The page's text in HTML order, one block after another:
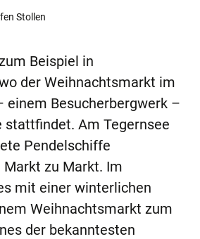
Stollen
Beispiel in
der Weihnachtsmarkt im
einem Besucherbergwerk –
stattfindet. Am Tegernsee
Pendelschiffe
zu Markt. Im
mit einer winterlichen
Weihnachtsmarkt zum
der bekanntesten